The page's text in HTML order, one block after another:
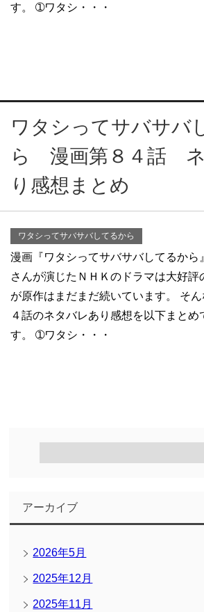
す。 ➀ワタシ・・・
ワタシってサバサバ
ら 漫画第８４話
り感想まとめ
ワタシってサバサバしてるから
漫画『ワタシってサバサバしてるから
さんが演じたＮＨＫのドラマは大好評
が原作はまだまだ続いています。 そ
４話のネタバレあり感想を以下まとめ
す。 ➀ワタシ・・・
アーカイブ
2026年5月
2025年12月
2025年11月